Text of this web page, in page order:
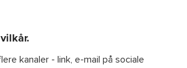
kanaler - link, e-mail på sociale